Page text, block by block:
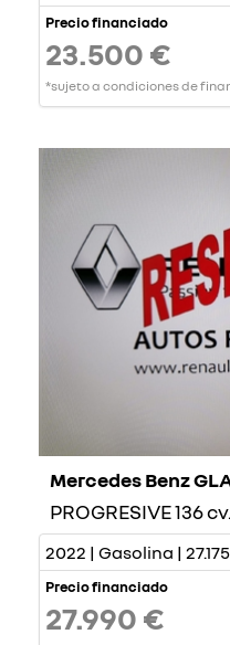
Precio financiado
23.500 €
*sujeto a condiciones de
Mercedes Benz
PROGRESIVE 136
2022 | Gasolina |
Precio financiado
27.990 €